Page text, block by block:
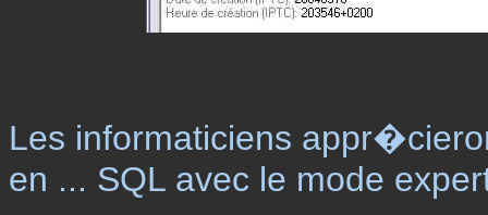
Les informaticiens
en ... SQL avec le mode